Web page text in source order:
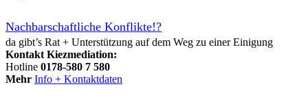
Nachbarschaftliche Konflikte!?
da gibt’s Rat + Unterstützung auf dem Weg zu einer Einigung
Kontakt Kiezmediation:
Hotline 0178-580 7 580
Mehr Info + Kontaktdaten